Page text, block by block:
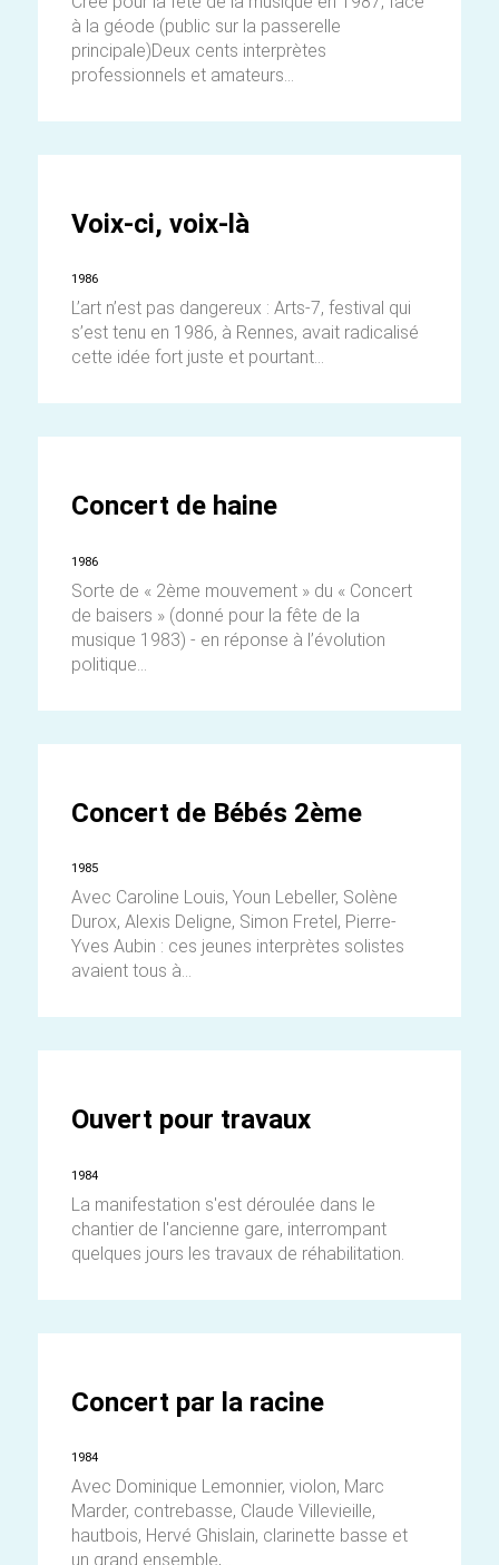
à la géode (public sur la passerelle
principale)Deux cents interprètes
professionnels et amateurs...
Voix-ci, voix-là
1986
L’art n’est pas dangereux : Arts-7, festival qui
s’est tenu en 1986, à Rennes, avait radicalisé
cette idée fort juste et pourtant...
Concert de haine
1986
Sorte de « 2ème mouvement » du « Concert
de baisers » (donné pour la fête de la
musique 1983) - en réponse à l’évolution
politique...
Concert de Bébés 2ème
1985
Avec Caroline Louis, Youn Lebeller, Solène
Durox, Alexis Deligne, Simon Fretel, Pierre-
Yves Aubin : ces jeunes interprètes solistes
avaient tous à...
Ouvert pour travaux
1984
La manifestation s'est déroulée dans le
chantier de l'ancienne gare, interrompant
quelques jours les travaux de réhabilitation.
Concert par la racine
1984
Avec Dominique Lemonnier, violon, Marc
Marder, contrebasse, Claude Villevieille,
hautbois, Hervé Ghislain, clarinette basse et
un grand ensemble,...